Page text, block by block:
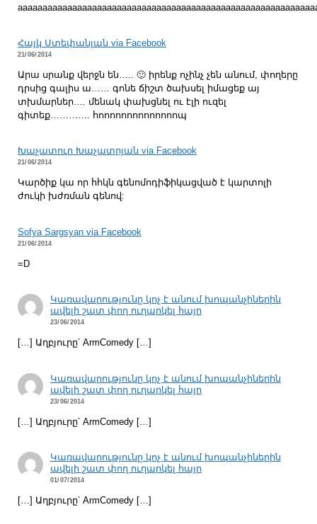
Հայկ Ստեփանյան via Facebook
21/06/2014
Արա սրանք վերջն են….. 🙂 իրենք ոչինչ չեն անում, փողերը
դրսից գալիս ա…… գոնե ճիշտ ծախսել իմացեք այ
տխմարներ…. մենակ փախցնել ու էլի ուզել
գիտեք…………. հոոոոոոոոոոոոոոպ
Խաչատուր Խաչատրյան via Facebook
21/06/2014
Կարծիք կա որ հհկն գենոմոդիֆիկացված է կարտոլի
ժուկի խժռման գենով:
Sofya Sargsyan via Facebook
21/06/2014
=D
Կառավարությունը կոչ է անում խոպանչիներին
ավելի շատ փող ուղարկել հայր
23/06/2014
[…] Աղբյուրը՝ ArmComedy […]
Կառավարությունը կոչ է անում խոպանչիներին
ավելի շատ փող ուղարկել հայր
23/06/2014
[…] Աղբյուրը՝ ArmComedy […]
Կառավարությունը կոչ է անում խոպանչիներին
ավելի շատ փող ուղարկել հայր
01/07/2014
[…] Աղբյուրը՝ ArmComedy […]